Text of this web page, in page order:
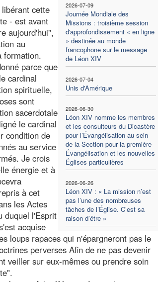
2026-07-09
Journée Mondiale des
Missions : troisième session
d'approfondissement « en ligne
» destinée au monde
francophone sur le message
de Léon XIV
2026-07-04
Unis d'Amérique
2026-06-30
Léon XIV nomme les membres
et les consulteurs du Dicastère
pour l’Évangélisation au sein
de la Section pour la première
Évangélisation et les nouvelles
Églises particulières
2026-06-26
Léon XIV : « La mission n’est
pas l’une des nombreuses
tâches de l’Église. C’est sa
raison d’être »
cette
- est avant
aujourd'hui",
au
formation.
parce que
cardinal
spirituelle,
sont
sacerdotale
le cardinal
condition de
au service
Je crois
énergie et à
à cet
les Actes
duquel l'Esprit
acquise
loups rapaces qui n'épargneront pas le
perverses Afin de ne pas devenir
veiller sur eux-mêmes ou prendre soin